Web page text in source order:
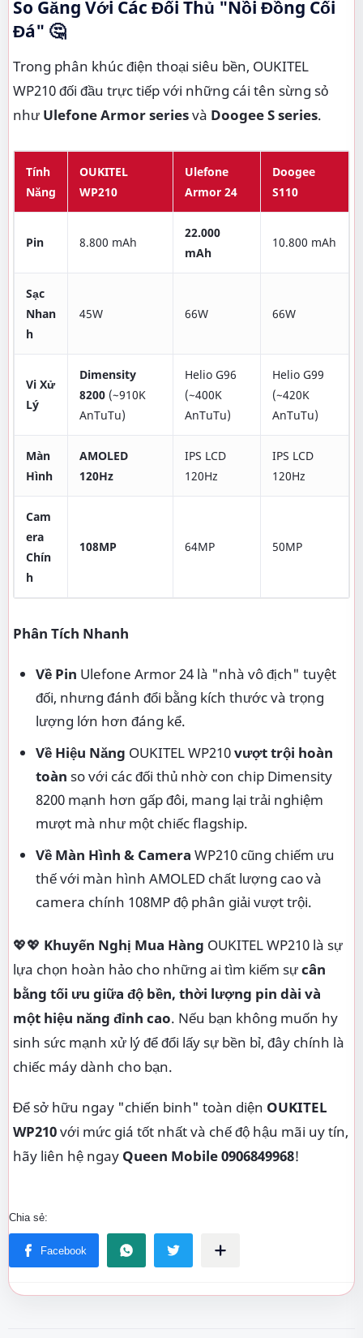
So Găng Với Các Đối Thủ "Nồi Đồng Cối
Đá" 🤔
Trong phân khúc điện thoại siêu bền, OUKITEL
WP210 đối đầu trực tiếp với những cái tên sừng sỏ
như Ulefone Armor seriesvà Doogee S series.
Tính
Năng
OUKITEL
WP210
Ulefone
Armor 24
Doogee
S110
Pin 8.800 mAh
22.000
mAh
10.800 mAh
Sạc
Nhan
h
45W 66W 66W
Vi Xử
Lý
Dimensity
8200 (~910K
AnTuTu)
Helio G96
(~400K
AnTuTu)
Helio G99
(~420K
AnTuTu)
Màn
Hình
AMOLED
120Hz
IPS LCD
120Hz
IPS LCD
120Hz
Cam
era
Chín
h
108MP 64MP 50MP
Phân Tích Nhanh
Về Pin Ulefone Armor 24 là "nhà vô địch" tuyệt
đối, nhưng đánh đổi bằng kích thước và trọng
lượng lớn hơn đáng kể.
Về Hiệu Năng OUKITEL WP210vượt trội hoàn
toàn so với các đối thủ nhờ con chip Dimensity
8200 mạnh hơn gấp đôi, mang lại trải nghiệm
mượt mà như một chiếc flagship.
Về Màn Hình & Camera WP210 cũng chiếm ưu
thế với màn hình AMOLED chất lượng cao và
camera chính 108MP độ phân giải vượt trội.
💖💖 Khuyến Nghị Mua Hàng OUKITEL WP210 là sự
lựa chọn hoàn hảo cho những ai tìm kiếm sựcân
bằng tối ưu giữa độ bền, thời lượng pin dài và
một hiệu năng đỉnh cao. Nếu bạn không muốn hy
sinh sức mạnh xử lý để đổi lấy sự bền bỉ, đây chính là
chiếc máy dành cho bạn.
Để sở hữu ngay "chiến binh" toàn diện OUKITEL
WP210với mức giá tốt nhất và chế độ hậu mãi uy tín,
hãy liên hệ ngay Queen Mobile 0906849968!